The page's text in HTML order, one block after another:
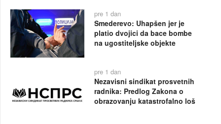
pre 1 dan
Smederevo: Uhapšen jer je
platio dvojici da bace bombe
na ugostiteljske objekte
pre 1 dan
Nezavisni sindikat prosvetnih
radnika: Predlog Zakona o
obrazovanju katastrofalno loš